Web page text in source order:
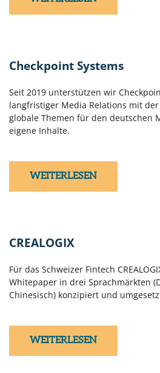
Checkpoint Systems
Seit 2019 unterstützen wir
langfristiger Media Relations mit
globale Themen für den deutschen
eigene Inhalte.
WEITERLESEN
CREALOGIX
Für das Schweizer Fintech
Whitepaper in drei Sprachmärkten
Chinesisch) konzipiert und
WEITERLESEN